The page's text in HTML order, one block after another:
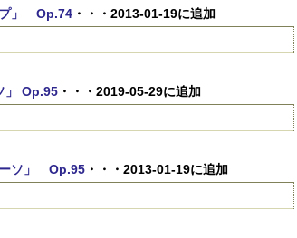
」 Op.74・・・2013-01-19に追加
」 Op.95・・・2019-05-29に追加
ソ」 Op.95・・・2013-01-19に追加